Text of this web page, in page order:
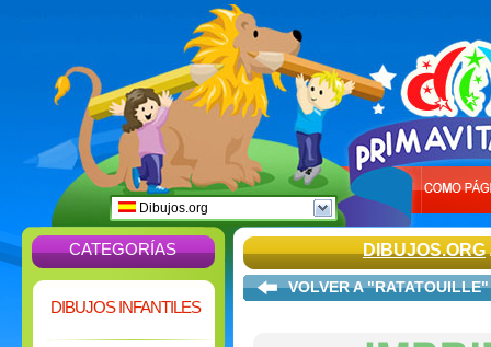
Dibujos.org
CATEGORÍAS
DIBUJOS INFANTILES
DIBUJOS.ORG
VOLVER A "RATATOUILLE"